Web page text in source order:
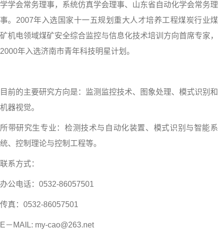
学学会常务理事，系统仿真学会理事、山东省自动化学会常务理
事。2007年入选国家十一五规划重大人才培养工程煤炭行业煤
矿机电领域煤矿安全综合监控与信息化技术培训方向首席专家，
2000年入选济南市青年科技明星计划。
目前的主要研究方向是：监测监控技术、图象处理、模式识别和
机器视觉。
所带研究生专业：检测技术与自动化装置、模式识别与智能系
统、控制理论与控制工程等。
联系方式：
办公电话：0532-86057501
传真：0532-86057501
E－MAIL: my-cao@263.net